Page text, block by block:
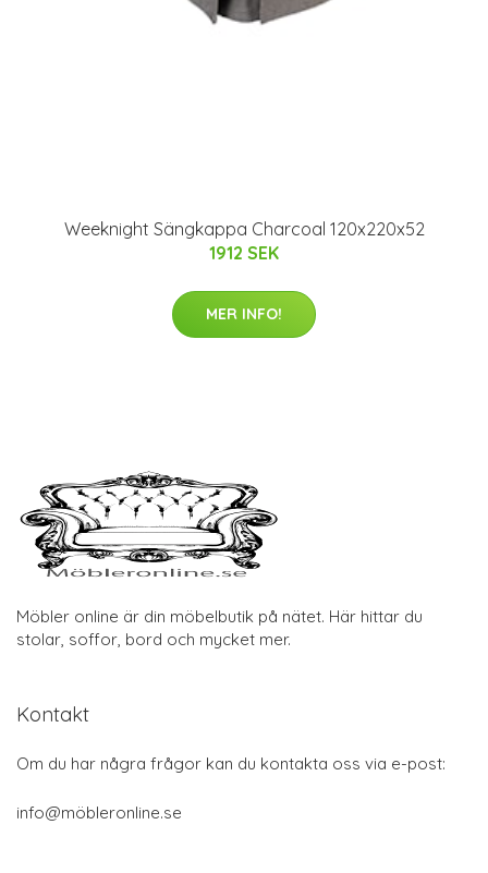
Weeknight Sängkappa Charcoal 120x220x52
1912 SEK
MER INFO!
Möbler online är din möbelbutik på nätet. Här hittar du
stolar, soffor, bord och mycket mer.
Kontakt
Om du har några frågor kan du kontakta oss via e-post:
info@möbleronline.se